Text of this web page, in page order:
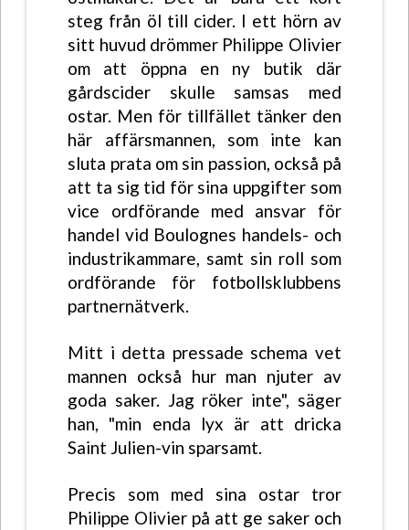
steg från öl till cider. I ett hörn av
sitt huvud drömmer Philippe Olivier
om att öppna en ny butik där
gårdscider skulle samsas med
ostar. Men för tillfället tänker den
här affärsmannen, som inte kan
sluta prata om sin passion, också på
att ta sig tid för sina uppgifter som
vice ordförande med ansvar för
handel vid Boulognes handels- och
industrikammare, samt sin roll som
ordförande för fotbollsklubbens
partnernätverk.
Mitt i detta pressade schema vet
mannen också hur man njuter av
goda saker. Jag röker inte", säger
han, "min enda lyx är att dricka
Saint Julien-vin sparsamt.
Precis som med sina ostar tror
Philippe Olivier på att ge saker och